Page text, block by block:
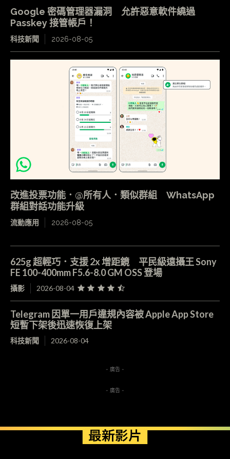
Google 密碼管理器漏洞 允許惡意軟件繞過
Passkey 接管帳戶！
科技新聞 2026-08-05
改進投票功能．@所有人．類似群組 WhatsApp
群組對話功能升級
流動應用 2026-08-05
625g 超輕巧．支援 2x 增距鏡 平民級遠攝王 Sony
FE 100-400mm F5.6-8.0 GM OSS 登場
攝影 2026-08-04
Telegram 因單一用戶違規內容被 Apple App Store
短暫下架後迅速恢復上架
科技新聞 2026-08-04
- 廣告 -
- 廣告 -
最新影片